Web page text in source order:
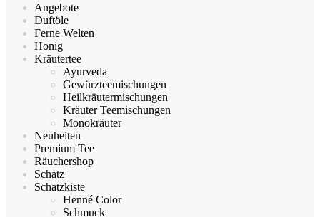
Angebote
Duftöle
Ferne Welten
Honig
Kräutertee
Ayurveda
Gewürzteemischungen
Heilkräutermischungen
Kräuter Teemischungen
Monokräuter
Neuheiten
Premium Tee
Räuchershop
Schatz
Schatzkiste
Henné Color
Schmuck